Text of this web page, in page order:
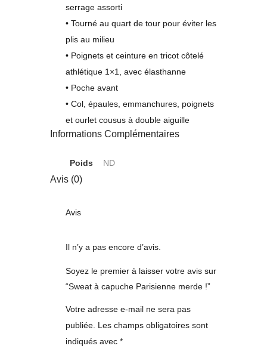
serrage assorti
• Tourné au quart de tour pour éviter les
plis au milieu
• Poignets et ceinture en tricot côtelé
athlétique 1×1, avec élasthanne
• Poche avant
• Col, épaules, emmanchures, poignets
et ourlet cousus à double aiguille
Informations Complémentaires
Poids ND
Avis (0)
Avis
Il n’y a pas encore d’avis.
Soyez le premier à laisser votre avis sur
“Sweat à capuche Parisienne merde !”
Votre adresse e-mail ne sera pas
publiée. Les champs obligatoires sont
indiqués avec *